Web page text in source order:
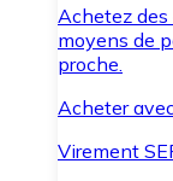
Achetez
moyens de
proche.
Acheter
Virement